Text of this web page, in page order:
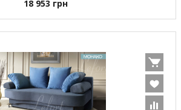
18 953 грн